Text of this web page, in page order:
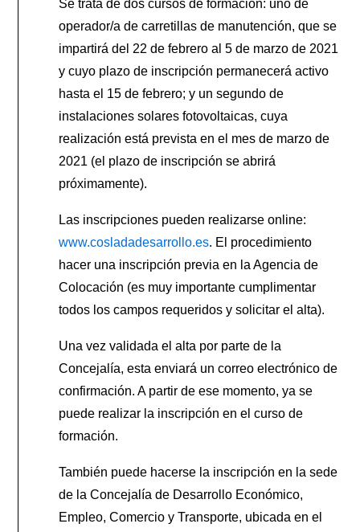
Se trata de dos cursos de formación: uno de
operador/a de carretillas de manutención, que se
impartirá del 22 de febrero al 5 de marzo de 2021
y cuyo plazo de inscripción permanecerá activo
hasta el 15 de febrero; y un segundo de
instalaciones solares fotovoltaicas, cuya
realización está prevista en el mes de marzo de
2021 (el plazo de inscripción se abrirá
próximamente).
Las inscripciones pueden realizarse online:
www.cosladadesarrollo.es. El procedimiento
hacer una inscripción previa en la Agencia de
Colocación (es muy importante cumplimentar
todos los campos requeridos y solicitar el alta).
Una vez validada el alta por parte de la
Concejalía, esta enviará un correo electrónico de
confirmación. A partir de ese momento, ya se
puede realizar la inscripción en el curso de
formación.
También puede hacerse la inscripción en la sede
de la Concejalía de Desarrollo Económico,
Empleo, Comercio y Transporte, ubicada en el